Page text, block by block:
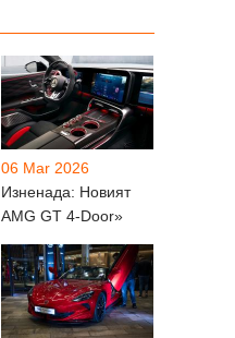
06 Mar 2026
Изненада: Новият
AMG GT 4-Door»